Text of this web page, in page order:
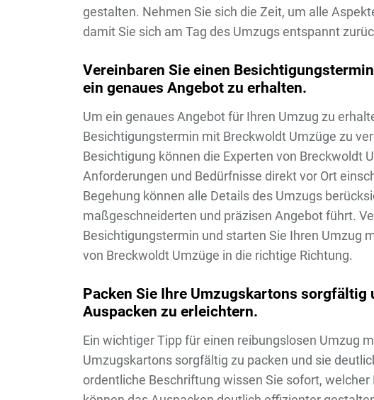
gestalten. Nehmen Sie sich die Zeit, um alle
damit Sie sich am Tag des Umzugs entspannt
Vereinbaren Sie einen
ein genaues Angebot zu erhalten.
Um ein genaues Angebot für Ihren Umzug zu
Besichtigungstermin mit Breckwoldt Umzüge zu
Besichtigung können die Experten von Breckwoldt
Anforderungen und Bedürfnisse direkt vor Ort
Begehung können alle Details des Umzugs
maßgeschneiderten und präzisen Angebot führt.
Besichtigungstermin und starten Sie Ihren Umzug
von Breckwoldt Umzüge in die richtige Richtung.
Packen Sie Ihre Umzugskartons sorgfältig
Auspacken zu erleichtern.
Ein wichtiger Tipp für einen reibungslosen Umzug
Umzugskartons sorgfältig zu packen und sie
ordentliche Beschriftung wissen Sie sofort,